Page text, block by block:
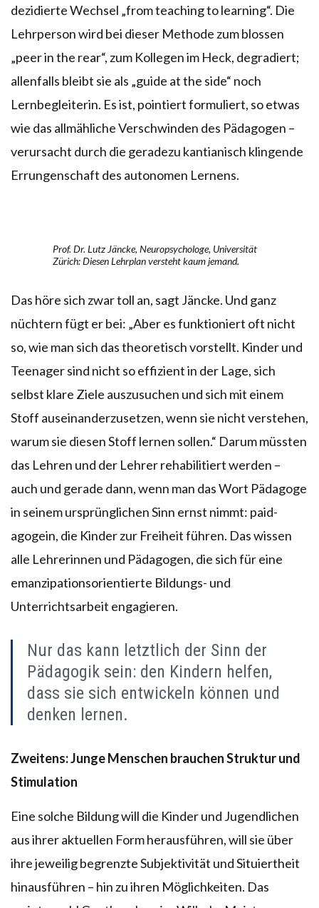
dezidierte Wechsel „from teaching to learning“. Die
Lehrperson wird bei dieser Methode zum blossen
„peer in the rear“, zum Kollegen im Heck, degradiert;
allenfalls bleibt sie als „guide at the side“ noch
Lernbegleiterin. Es ist, pointiert formuliert, so etwas
wie das allmähliche Verschwinden des Pädagogen –
verursacht durch die geradezu kantianisch klingende
Errungenschaft des autonomen Lernens.
Prof. Dr. Lutz Jäncke, Neuropsychologe, Universität
Zürich: Diesen Lehrplan versteht kaum jemand.
Das höre sich zwar toll an, sagt Jäncke. Und ganz
nüchtern fügt er bei: „Aber es funktioniert oft nicht
so, wie man sich das theoretisch vorstellt. Kinder und
Teenager sind nicht so effizient in der Lage, sich
selbst klare Ziele auszusuchen und sich mit einem
Stoff auseinanderzusetzen, wenn sie nicht verstehen,
warum sie diesen Stoff lernen sollen.“ Darum müssten
das Lehren und der Lehrer rehabilitiert werden –
auch und gerade dann, wenn man das Wort Pädagoge
in seinem ursprünglichen Sinn ernst nimmt: paid-
agogein, die Kinder zur Freiheit führen. Das wissen
alle Lehrerinnen und Pädagogen, die sich für eine
emanzipationsorientierte Bildungs- und
Unterrichtsarbeit engagieren.
Nur das kann letztlich der Sinn der
Pädagogik sein: den Kindern helfen,
dass sie sich entwickeln können und
denken lernen.
Zweitens: Junge Menschen brauchen Struktur und
Stimulation
Eine solche Bildung will die Kinder und Jugendlichen
aus ihrer aktuellen Form herausführen, will sie über
ihre jeweilig begrenzte Subjektivität und Situiertheit
hinausführen – hin zu ihren Möglichkeiten. Das